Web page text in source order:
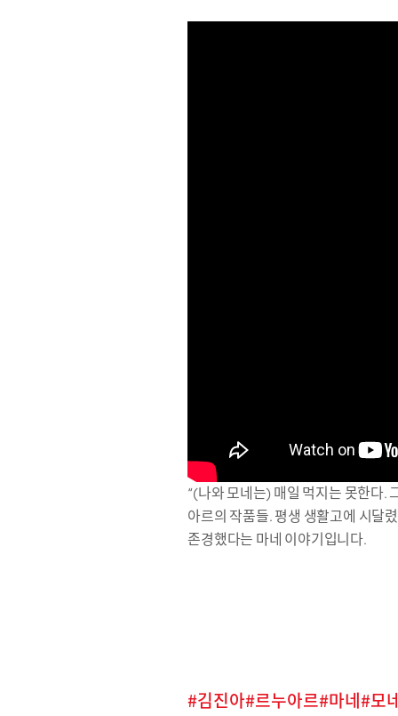
“(나와 모네는) 매일 먹지는 못한다.
아르의 작품들. 평생 생활고에 시달
존경했다는 마네 이야기입니다.
김진아 르누아르 마네 모